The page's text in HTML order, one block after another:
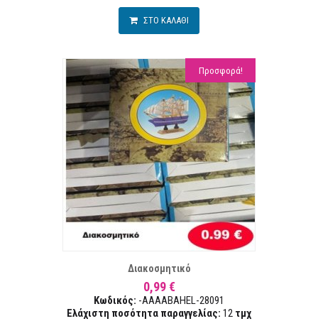
ΣΤΟ ΚΑΛΑΘΙ
Προσφορά!
Διακοσμητικό
0,99 €
Κωδικός: -AAAABAHEL-28091
Ελάχιστη ποσότητα παραγγελίας: 12 τμχ